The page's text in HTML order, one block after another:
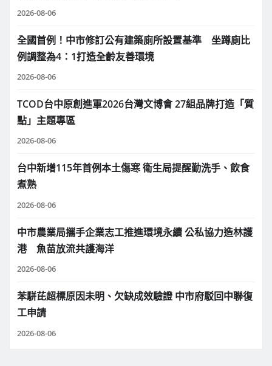
2026-08-06
全國首例！中市修訂公有建築廁所設置基準 坐蹲廁比
例調整為4：1打造全齡友善環境
2026-08-06
TCOD台中原創進軍2026台灣文博會 27組品牌打造「質
點」主題專區
2026-08-06
台中新增115年首例本土傷寒 衛生局提醒勤洗手、飲食
煮熟
2026-08-06
中市農業局攜手企業志工推進環境永續 公私協力造林護
港 魚苗放流共護海洋
2026-08-06
苯駢芘超標原因未明、欠缺成效驗證 中市府駁回中聯復
工申請
2026-08-06